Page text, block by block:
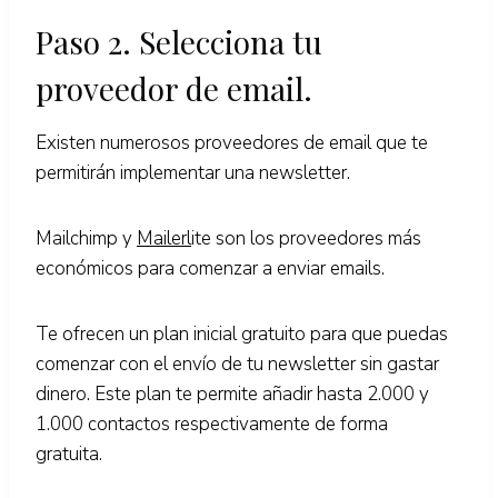
Paso 2. Selecciona tu
proveedor de email.
Existen numerosos proveedores de email que te
permitirán implementar una newsletter.
Mailchimp y Mailerlite son los proveedores más
económicos para comenzar a enviar emails.
Te ofrecen un plan inicial gratuito para que puedas
comenzar con el envío de tu newsletter sin gastar
dinero. Este plan te permite añadir hasta 2.000 y
1.000 contactos respectivamente de forma
gratuita.